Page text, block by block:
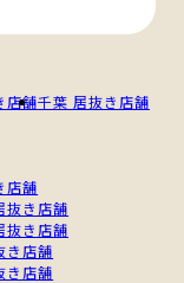
店舗千葉 居抜き店舗
店舗
抜き店舗
抜き店舗
き店舗
き店舗